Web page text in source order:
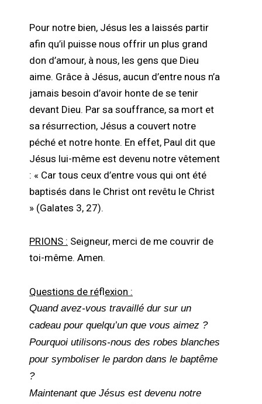
Pour notre bien, Jésus les a laissés partir
afin qu’il puisse nous offrir un plus grand
don d’amour, à nous, les gens que Dieu
aime. Grâce à Jésus, aucun d’entre nous n’a
jamais besoin d’avoir honte de se tenir
devant Dieu. Par sa souffrance, sa mort et
sa résurrection, Jésus a couvert notre
péché et notre honte. En effet, Paul dit que
Jésus lui-même est devenu notre vêtement
: « Car tous ceux d’entre vous qui ont été
baptisés dans le Christ ont revêtu le Christ
» (Galates 3, 27).
PRIONS : Seigneur, merci de me couvrir de
toi-même. Amen.
Questions de réflexion :
Quand avez-vous travaillé dur sur un
cadeau pour quelqu’un que vous aimez ?
Pourquoi utilisons-nous des robes blanches
pour symboliser le pardon dans le baptême
?
Maintenant que Jésus est devenu notre